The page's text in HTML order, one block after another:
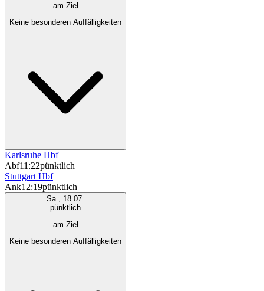
am Ziel
Keine besonderen Auffälligkeiten
Karlsruhe Hbf
Abf11:22pünktlich
Stuttgart Hbf
Ank12:19pünktlich
Sa., 18.07.
pünktlich
am Ziel
Keine besonderen Auffälligkeiten